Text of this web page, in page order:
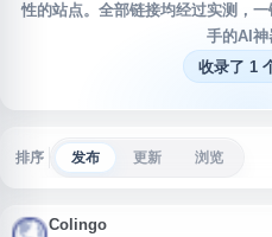
性的站点。全部链接均经过实测，
手的AI神
收录了 1
排序 发布 更新 浏览
Colingo